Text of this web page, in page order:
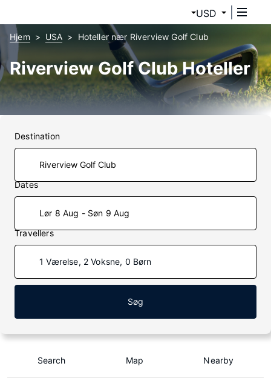
USD
Hjem USA Hoteller nær Riverview Golf Club
Riverview Golf Club Hoteller
Destination
Dates
Lør 8 Aug - Søn 9 Aug
Travellers
1 Værelse, 2 Voksne, 0 Børn
Søg
Search Map Nearby